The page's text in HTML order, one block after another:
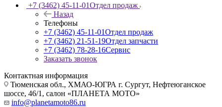
+7 (3462) 45-11-01Отдел продаж
Назад
Телефоны
+7 (3462) 45-11-01Отдел продаж
+7 (3462) 21-51-19Отдел запчасти
+7 (3462) 78-28-16Сервис
Заказать звонок
Контактная информация
Тюменская обл., ХМАО-ЮГРА г. Сургут, Нефтеюганское
шоссе, 46/1, салон «ПЛАНЕТА МОТО»
info@planetamoto86.ru